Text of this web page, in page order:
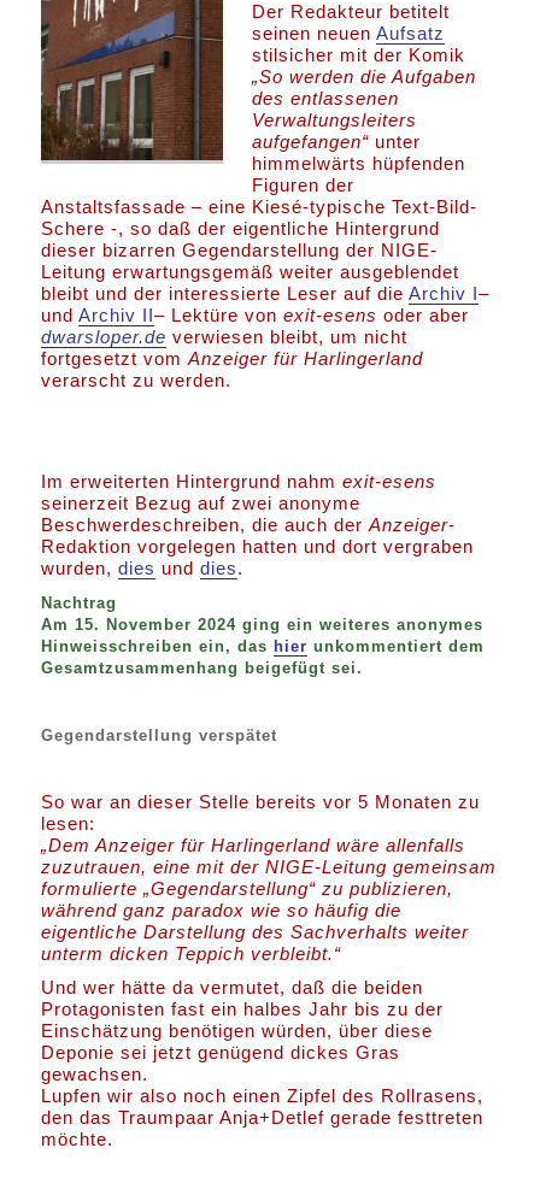
Der Redakteur betitelt
seinen neuenAufsatz
stilsicher mit der Komik
„So werden die Aufgaben
des entlassenen
Verwaltungsleiters
aufgefangen“ unter
himmelwärts hüpfenden
Figuren der
Anstaltsfassade – eine Kiesé-typische Text-Bild-
Schere -, so daß der eigentliche Hintergrund
dieser bizarren Gegendarstellung der NIGE-
Leitung erwartungsgemäß weiter ausgeblendet
bleibt und der interessierte Leser auf dieArchiv I–
undArchiv II– Lektüre vonexit-esens oder aber
dwarsloper.de verwiesen bleibt, um nicht
fortgesetzt vomAnzeiger für Harlingerland
verarscht zu werden.
Im erweiterten Hintergrund nahmexit-esens
seinerzeit Bezug auf zwei anonyme
Beschwerdeschreiben, die auch derAnzeiger-
Redaktion vorgelegen hatten und dort vergraben
wurden,dies unddies.
Nachtrag
Am 15. November 2024 ging ein weiteres anonymes
Hinweisschreiben ein, das hier unkommentiert dem
Gesamtzusammenhang beigefügt sei.
Gegendarstellung verspätet
So war an dieser Stelle bereits vor 5 Monaten zu
lesen:
„Dem Anzeiger für Harlingerland wäre allenfalls
zuzutrauen, eine mit der NIGE-Leitung gemeinsam
formulierte„Gegendarstellung“ zu publizieren,
während ganz paradox wie so häufig die
eigentliche Darstellung des Sachverhalts weiter
unterm dicken Teppich verbleibt.“
Und wer hätte da vermutet, daß die beiden
Protagonisten fast ein halbes Jahr bis zu der
Einschätzung benötigen würden, über diese
Deponie sei jetzt genügend dickes Gras
gewachsen.
Lupfen wir also noch einen Zipfel des Rollrasens,
den das Traumpaar Anja+Detlef gerade festtreten
möchte.